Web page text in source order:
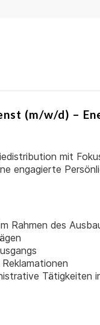
(m/w/d) –
mit
engagierte
Rahmen des
Tätigkeiten